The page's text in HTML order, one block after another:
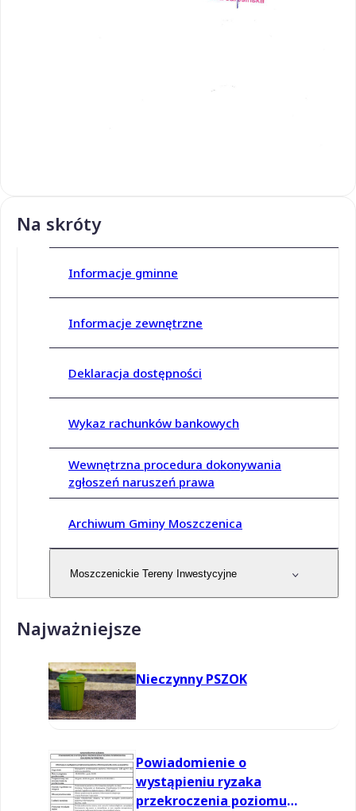
Na skróty
Informacje gminne
Informacje zewnętrzne
Deklaracja dostępności
Wykaz rachunków bankowych
Wewnętrzna procedura dokonywania
zgłoszeń naruszeń prawa
Archiwum Gminy Moszczenica
Moszczenickie Tereny Inwestycyjne
Najważniejsze
Nieczynny PSZOK
Powiadomienie o
wystąpieniu ryzaka
przekroczenia poziomu